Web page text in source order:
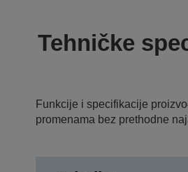
Tehničke
Funkcije i specifikacije
promenama bez prethodne